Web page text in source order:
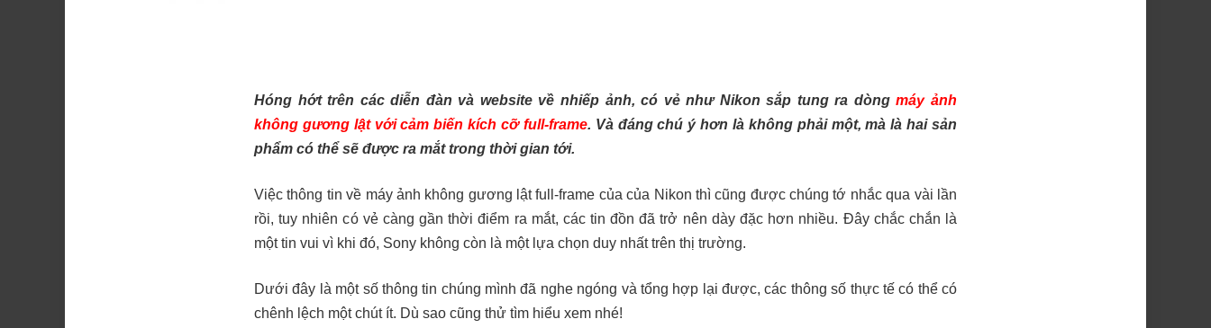
Hóng hớt trên các diễn đàn và website về nhiếp ảnh, có vẻ như Nikon sắp tung ra dòngmáy ảnh
không gương lật với cảm biến kích cỡ full-frame. Và đáng chú ý hơn là không phải một, mà là hai sản
phẩm có thể sẽ được ra mắt trong thời gian tới.
Việc thông tin về máy ảnh không gương lật full-frame của của Nikon thì cũng được chúng tớ nhắc qua vài lần
rồi, tuy nhiên có vẻ càng gần thời điểm ra mắt, các tin đồn đã trở nên dày đặc hơn nhiều. Đây chắc chắn là
một tin vui vì khi đó, Sony không còn là một lựa chọn duy nhất trên thị trường.
Dưới đây là một số thông tin chúng mình đã nghe ngóng và tổng hợp lại được, các thông số thực tế có thể có
chênh lệch một chút ít. Dù sao cũng thử tìm hiểu xem nhé!